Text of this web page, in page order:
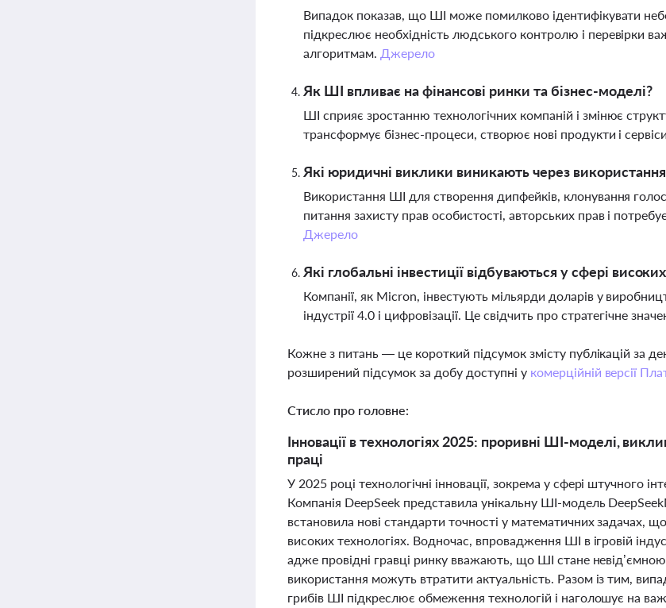
Випадок показав, що ШІ може помилково ідентифікувати
підкреслює необхідність людського контролю і перевірки
алгоритмам. Джерело
Як ШІ впливає на фінансові ринки та бізнес-моделі?
ШІ сприяє зростанню технологічних компаній і змінює
трансформує бізнес-процеси, створює нові продукти і
Які юридичні виклики виникають через
Використання ШІ для створення дипфейків, клонування
питання захисту прав особистості, авторських прав і
Джерело
Які глобальні інвестиції відбуваються у сфері
Компанії, як Micron, інвестують мільярди доларів у
індустрії 4.0 і цифровізації. Це свідчить про стратегічне
Кожне з питань — це короткий підсумок змісту публікацій за
розширений підсумок за добу доступні у комерційній версії
Стисло про головне:
Інновації в технологіях 2025: проривні ШІ-моделі,
праці
У 2025 році технологічні інновації, зокрема у сфері штучного
Компанія DeepSeek представила унікальну ШІ-модель
встановила нові стандарти точності у математичних задачах,
високих технологіях. Водночас, впровадження ШІ в ігровій
адже провідні гравці ринку вважають, що ШІ стане
використання можуть втратити актуальність. Разом із тим,
грибів ШІ підкреслює обмеження технологій і наголошує на